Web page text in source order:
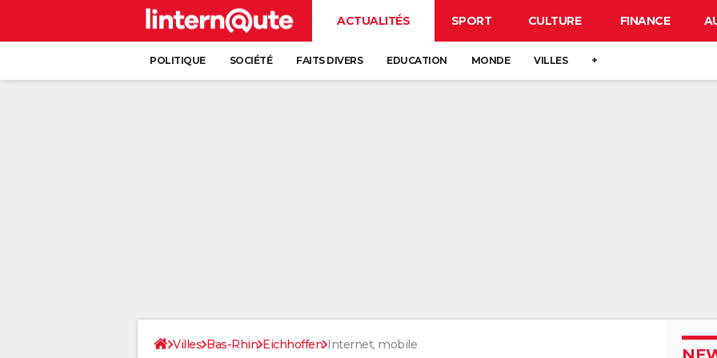
ACTUALITÉS SPORT CULTURE FINANCE
POLITIQUE SOCIÉTÉ FAITS DIVERS EDUCATION MONDE VILLES +
Villes Bas-Rhin Eichhoffen Internet, mobile